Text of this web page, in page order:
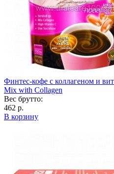
Финтес-кофе с коллагеном и
Mix with Collagen
Вес брутто:
462 р.
В корзину